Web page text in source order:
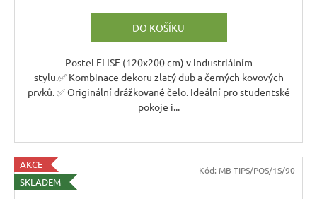
A
DO KOŠÍKU
Postel ELISE (120x200 cm) v industriálním
stylu.✅ Kombinace dekoru zlatý dub a černých kovových
prvků. ✅ Originální drážkované čelo. Ideální pro studentské
pokoje i...
AKCE
SKLADEM
Kód: MB-TIPS/POS/1S/90